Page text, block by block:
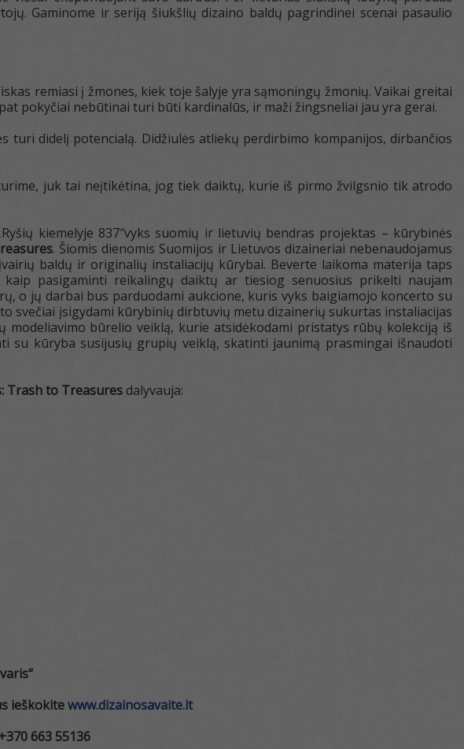
Gaminome ir seriją šiukšlių dizaino baldų pagrindinei scenai pasaulio
remiasi į žmones, kiek toje šalyje yra sąmoningų žmonių. Vaikai greitai
pokyčiai nebūtinai turi būti kardinalūs, ir maži žingsneliai jau yra gerai.
turi didelį potencialą. Didžiulės atliekų perdirbimo kompanijos, dirbančios
juk tai neįtikėtina, jog tiek daiktų, kurie iš pirmo žvilgsnio tik atrodo
kiemelyje 837″vyks suomių ir lietuvių bendras projektas – kūrybinės
. Šiomis dienomis Suomijos ir Lietuvos dizaineriai nebenaudojamus
baldų ir originalių instaliacijų kūrybai. Beverte laikoma materija taps
pasigaminti reikalingų daiktų ar tiesiog senuosius prikelti naujam
o jų darbai bus parduodami aukcione, kuris vyks baigiamojo koncerto su
svečiai įsigydami kūrybinių dirbtuvių metu dizainerių sukurtas instaliacijas
būrelio veiklą, kurie atsidėkodami pristatys rūbų kolekciją iš
su kūryba susijusių grupių veiklą, skatinti jaunimą prasmingai išnaudoti
Trash to Treasures dalyvauja:
ieškokitewww.dizainosavaite.lt
663 55136